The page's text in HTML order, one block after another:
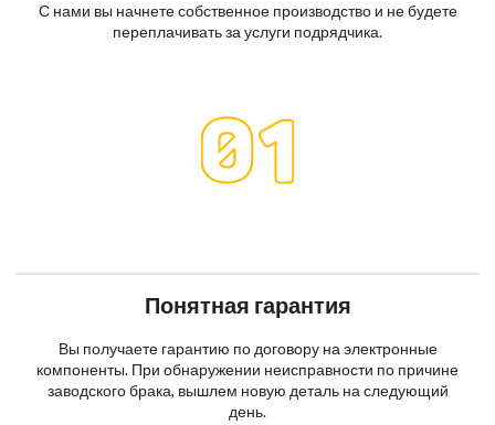
С нами вы начнете собственное производство и не будете
переплачивать за услуги подрядчика.
Понятная гарантия
Вы получаете гарантию по договору на электронные
компоненты. При обнаружении неисправности по причине
заводского брака, вышлем новую деталь на следующий
день.